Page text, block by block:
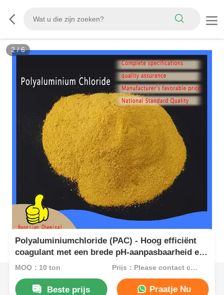
2/6
Polyaluminiumchloride (PAC) - Hoog efficiënt
coagulant met een brede pH-aanpasbaarheid en
snelle vlokvorming voor waterbehandeling
MOQ：10 ton Prijs：Please contact customer service
Beste prijs Praatje Nu